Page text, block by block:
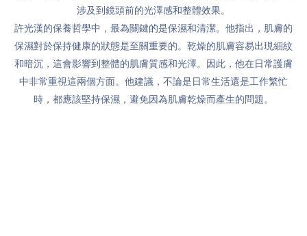
涉及到鏡頭前的光澤感和整體效果。
許光漢的保養哲學中，最為關鍵的是保濕和清潔。他指出，肌膚的
保濕對於保持健康的狀態是至關重要的。乾燥的肌膚容易出現細紋
和暗沉，這會影響到整體的肌膚質感和光澤。因此，他在日常護膚
中非常重視這兩個方面。他建議，不論是日常生活還是工作繁忙
時，都應該堅持保濕，避免因為肌膚乾燥而產生的問題。